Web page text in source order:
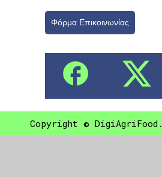
Φόρμα Επικοινωνίας
Copyright © DigiAgriFood.